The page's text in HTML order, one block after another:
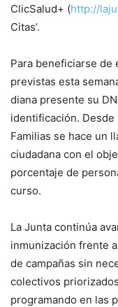
ClicSalud+ (http://
Citas’.
Para beneficiarse de
previstas esta
diana presente su
identificación.
Familias se hace un
ciudadana con el
porcentaje de
curso.
La Junta continúa
inmunización frente
de campañas sin
colectivos
programando en las